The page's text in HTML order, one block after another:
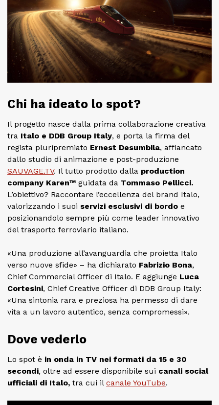
Chi ha ideato lo spot?
Il progetto nasce dalla prima collaborazione creativa
tra Italo e DDB Group Italy, e porta la firma del
regista pluripremiato Ernest Desumbila, affiancato
dallo studio di animazione e post-produzione
SAUVAGE.TV. Il tutto prodotto dalla production
company Karen™ guidata da Tommaso Pellicci.
L’obiettivo? Raccontare l’eccellenza del brand Italo,
valorizzando i suoi servizi esclusivi di bordo e
posizionandolo sempre più come leader innovativo
del trasporto ferroviario italiano.
«Una produzione all’avanguardia che proietta Italo
verso nuove sfide» – ha dichiarato Fabrizio Bona,
Chief Commercial Officer di Italo. E aggiunge Luca
Cortesini, Chief Creative Officer di DDB Group Italy:
«Una sintonia rara e preziosa ha permesso di dare
vita a un lavoro autentico, senza compromessi».
Dove vederlo
Lo spot è in onda in TV nei formati da 15 e 30
secondi, oltre ad essere disponibile sui canali social
ufficiali di Italo, tra cui il canale YouTube.